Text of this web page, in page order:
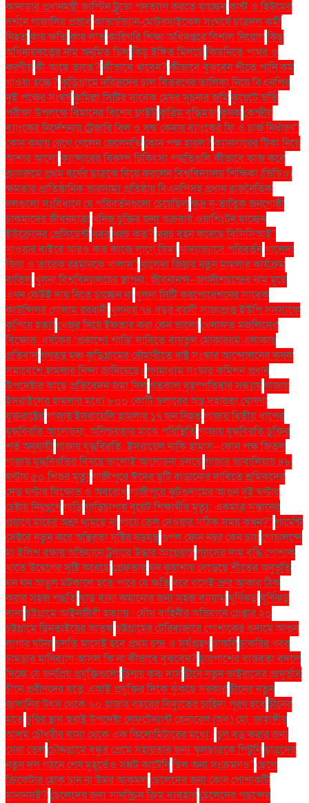
কানাডার প্রধানমন্ত্রী জাস্টিন ট্রুডো পদত্যাগ করতে যাচ্ছেনকান্ট ও হিউমের
দর্শনে গাজালির প্রভাবকাভার্ডভ্যান-মোটরসাইকেল সংঘর্ষে ছাত্রদল কর্মী
নিহতকার ক্ষতিকার লাভকারিগরি শিক্ষা অধিদপ্তরে বিশাল নিয়োগকিছু
অধিনায়কত্বের নাম অনুমিত ছিলকিছু ইঙ্গিত মিলছেকিডনিতে পাথর ও
করণীয়কী আছে তাতে? কীভাবে খাবেন? কীভাবে বুঝবেন শীতে পানি কম
খাওয়া হচ্ছে? কুড়িগ্রামে দরিদ্রদের চাল বিতরণের তালিকা নিয়ে বিএনপির
দুই পক্ষের সংঘর্ষকুমিল্লা সিটির সাবেক মেয়র সূচনার জমিকুয়েটে ভর্তি
পরীক্ষা উপলক্ষে বিমানের বিশেষ ফ্লাইটকৃত্রিম বুদ্ধিমত্তাকৃষককেন্দ্রীয়
ব্যাংকের নির্দেশনায় ট্রেজারি বিল ও বন্ড কেনায় ব্যাংকের ফি ও চার্জ নির্ধারণ"
কোন কথায় রেগে গেলেন জেলেনস্কিকোন পক্ষ হারল? ক্যানসারের টিকা নিয়ে
আশার আলোক্যান্সারের বিকল্প চিকিৎসা পদ্ধতিগুলি কীভাবে কাজ করে
ক্লাসরুমে প্রথম বর্ষের ছাত্রকে বিয়ে করলেন বিশ্ববিদ্যালয় শিক্ষিকা (ভিডিও)
ক্ষমতার প্রাতিষ্ঠানিক ভারসাম্য প্রতিষ্ঠায় বিএনপিসহ প্রধান রাজনৈতিক
দলগুলো সংবিধানে যে পরিবর্তনগুলো চেয়েছিলক্ষুদ্র নৃ-তাত্বিক জনগোষ্ঠী
চাকমাদের জীবনযাত্রাখনিজ চুক্তির জন্য শুক্রবার ওয়াশিংটন যাচ্ছেন
ইউক্রেনের প্রেসিডেন্টখবরখরচ কত? খরচ বহন করেছে বিসিসিআই"
খাওয়ার বাইরে আরও কত কাজে লাগে ডিম!খাদ্যাভ্যাসে পরিবর্তনখালেদা
জিয়া ও তারেক রহমানকে খালাস'' খালেদা জিয়ার নতুন মামলার কার্যক্রম
বাতিলখুলনা বিশ্ববিদ্যালয়ের স্থাপনা: জীবনানন্দ–জগদীশচন্দ্রের নাম মুছে
এখন কেউই দায় নিতে চাচ্ছেন নাখুলনা সিটি করপোরেশনের সাবেক
কাউন্সিলর গোলাম রব্বানীখুলনায় ৭৪ বছর বয়সী সাজাপ্রাপ্ত ইউপি সদস্যকে
কুপিয়ে হত্যাখেজুর দিয়ে ইফতার করা কেন ভালোখেলাফত মজলিসের
বিক্ষোভ: ধর্ষকের ‘প্রকাশ্যে শাস্তি’ দাবিতে বায়তুল মোকাররম এলাকায়
প্রতিবাদগণতন্ত্র মঞ্চ কুড়িগ্রামের রৌমারীতে রাষ্ট্র সংস্কার আন্দোলনের কৃষক
সমাবেশে হামলার নিন্দা জানিয়েছে। গণমাধ্যম সংস্কার কমিশন প্রধান
উপদেষ্টার কাছে প্রতিবেদন জমা দিলগতকাল বৃহস্পতিবার সন্ধ্যায়গাজায়
ইসরাইলের হামলার মধ্যে ৮০০ কোটি ডলারের অস্ত্র সহায়তা ঘোষণা
যুক্তরাষ্ট্রেরগাজায় ইসরায়েলি হামলায় ১৭ জন নিহতগাজায় দ্বিতীয় ধাপের
যুদ্ধবিরতি আলোচনা: অনিশ্চয়তার মাঝে পরিস্থিতিগাজায় যুদ্ধবিরতি চুক্তির
শর্ত অনুযায়ীগাজায় যুদ্ধবিরতি: ইসরায়েল নাকি হামাস—কোন পক্ষ জিতল
গাজায় যুদ্ধবিরতির বিষয়ে ভালোই আলোচনা চলছেগাজার জাবালিয়ায় ৪৮
ঘণ্টায় ৫০ শিশুর মৃত্যুগাজীপুরে ঈদের ছুটি বাড়ানোর দাবিতে শ্রমিকদের
দেড় ঘণ্টার বিক্ষোভ ও অবরোধগাজীপুরে ঝুটগুদামের আগুন দুই ঘণ্টার
চেষ্টায় নিয়ন্ত্রণেগাড়িগাড়িচাপায় বুয়েট শিক্ষার্থীর মৃত্যু: একমাত্র সন্তানের
প্রয়াণে মায়ের অশ্রু থামছে নাগায়ে তেল দেওয়ার সঠিক সময় কখন?" গার্মেন্ট
সেক্টরে নতুন করে অস্থিরতা সৃষ্টির ষড়যন্ত্রগুগল ফোন নম্বর কেন চায়গোয়ালন্দে
মা ইলিশ রক্ষায় অভিযানে ট্রলারে উদ্ধার আগ্নেয়াস্ত্রগ্যাসের দাম বৃদ্ধি পোশাক
খাতে উদ্বেগের সৃষ্টি করেছেগ্রেফতারঘন কুয়াশায় বেড়েছে শীতের অনুভূতি
ঘন ঘন আঙুল মটকালে হতে পারে যে ক্ষতিঘরে বসেই ভ্রুর আকার ঠিক
করার সহজ পদ্ধতিঘাড় ব্যথা কমানোর জন্য সহজ ব্যায়ামঘূর্ণিঝড়ঘূর্ণিঝড়
দানাচট্টগ্রামে আইনজীবী হত্যায় : যৌথ বাহিনীর অভিযানে গ্রেপ্তার ২০
চট্টগ্রামে ছিনতাইয়ের আতঙ্কচট্টগ্রামের টেরিবাজারে পোশাকের গুদামে আগুন
লাগার ঘটনাচলতি মাসেই হবে প্রথম চন্দ্র ও সূর্যগ্রহণচাকরিচাকরির খবর
চামড়ার মানিব্যাগ আসল কি না কীভাবে বুঝবেন? চারপাশের বাস্তবতা বদলে
দিচ্ছে যে জনপ্রিয় প্রযুক্তিগুলোচিন্ময় কৃষ্ণ দাসচীনে নতুন ভাইরাসের প্রাদুর্ভাব
চীনে প্রবীণদের যত্নে এআই প্রযুক্তির দিকে ঝুঁকছে সরকারচীনের নতুন
জ্বালানির উৎস থেকে ৬০ হাজার বছরের বিদ্যুতের চাহিদা পূরণ হবেচীনের
মতেচুরির স্থান স্বরাষ্ট্র উপদেষ্টা লেফটেন্যান্ট জেনারেল (অব.) মো. জাহাঙ্গীর
আলম চৌধুরীর বাসা থেকে এক কিলোমিটারের মধ্যে। চুল বড় করার জন্য
সেরা তেলচৌদ্দগ্রামে বন্ধুর প্রেমে সহায়তার জন্য স্কুলছাত্রকে পিটুনিছাত্রদের
নতুন দল গঠনে শেষ মুহূর্তেও সঙ্কট কাটেনিছিল অন্য সংক্রমণও" ছেলে
ক্রিকেটার হোক চান না উমর আকমলছেলেদের জন্য কোন পোশাকটি
মানানসই? ছেলেদের জন্য সানস্ক্রিন ক্রিম ব্যবহারছেলেদের পছন্দের